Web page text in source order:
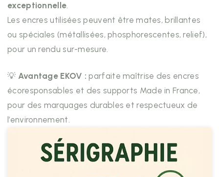
exceptionnelle.
Les encres utilisées peuvent être mates, brillantes
ou spéciales (métallisées, phosphorescentes, relief),
pour un rendu sur-mesure.
💡 Avantage EKOV : parfaite maîtrise des encres
écoresponsables et des supports Made in France,
pour des marquages durables et respectueux de
l’environnement.